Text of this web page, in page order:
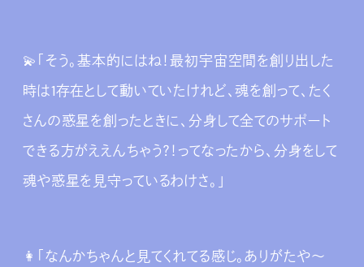
💫「そう。基本的にはね！最初宇宙空間を創り出した
時は1存在として動いていたけれど、魂を創って、たく
さんの惑星を創ったときに、分身して全てのサポート
できる方がええんちゃう？！ってなったから、分身をして
魂や惑星を見守っているわけさ。」
👩‍「なんかちゃんと見てくれてる感じ。ありがたや～